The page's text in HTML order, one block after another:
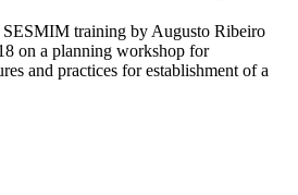
SESMIM training by Augusto Ribeiro
on a planning workshop for
and practices for establishment of a